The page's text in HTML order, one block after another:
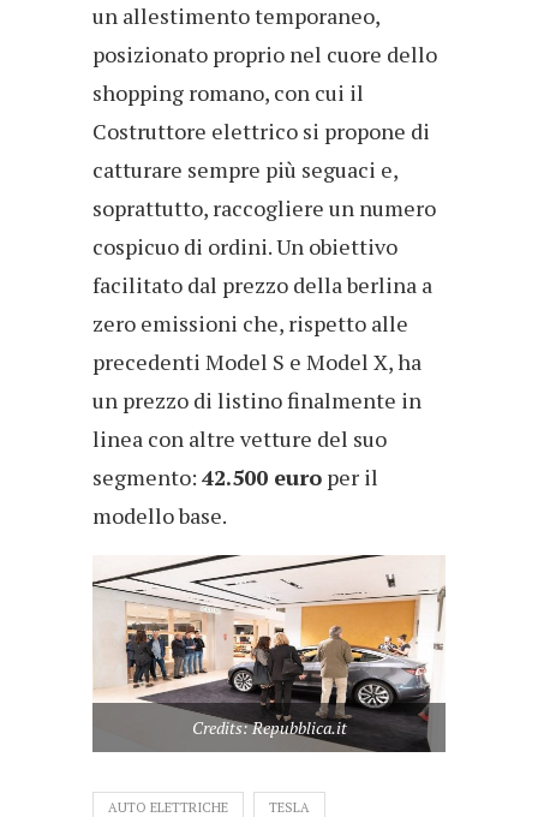
un allestimento temporaneo,
posizionato proprio nel cuore dello
shopping romano, con cui il
Costruttore elettrico si propone di
catturare sempre più seguaci e,
soprattutto, raccogliere un numero
cospicuo di ordini. Un obiettivo
facilitato dal prezzo della berlina a
zero emissioni che, rispetto alle
precedenti Model S e Model X, ha
un prezzo di listino finalmente in
linea con altre vetture del suo
segmento: 42.500 euro per il
modello base.
Credits: Repubblica.it
AUTO ELETTRICHE TESLA